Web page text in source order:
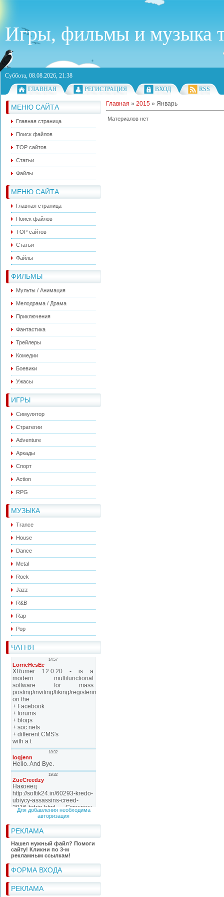
Игры, фильмы и музыка
Суббота, 08.08.2026, 21:38
ГЛАВНАЯ
РЕГИСТРАЦИЯ ВХОД RSS
МЕНЮ САЙТА
Главная страница
Поиск файлов
ТОР сайтов
Статьи
Файлы
МЕНЮ САЙТА
Главная страница
Поиск файлов
ТОР сайтов
Статьи
Файлы
ФИЛЬМЫ
Мульты / Анимация
Мелодрама / Драма
Приключения
Фантастика
Трейлеры
Комедии
Боевики
Ужасы
ИГРЫ
Симулятор
Стратегии
Adventure
Аркады
Спорт
Action
RPG
МУЗЫКА
Trance
House
Dance
Metal
Rock
Jazz
R&B
Rap
Pop
ЧАТНЯ
Для добавления необходима
авторизация
РЕКЛАМА
Нашел нужный файл? Помоги
сайту! Кликни по 3-м
рекламным ссылкам!
ФОРМА ВХОДА
РЕКЛАМА
Главная » 2015 » Январь
Материалов нет